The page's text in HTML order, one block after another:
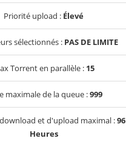
Priorité upload : Élevé
sélectionnés : PAS DE LIMITE
Torrent en parallèle : 15
maximale de la queue :999
et d'upload maximal :96
Heures